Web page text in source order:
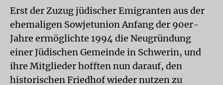
Erst der Zuzug jüdischer Emigranten aus der
ehemaligen Sowjetunion Anfang der 90er-
Jahre ermöglichte 1994 die Neugründung
einer Jüdischen Gemeinde in Schwerin, und
ihre Mitglieder hofften nun darauf, den
historischen Friedhof wieder nutzen zu